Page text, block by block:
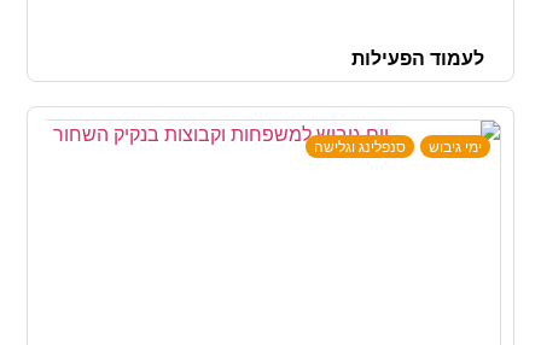
לעמוד הפעילות
ימי גיבוש סנפלינג וגלישה